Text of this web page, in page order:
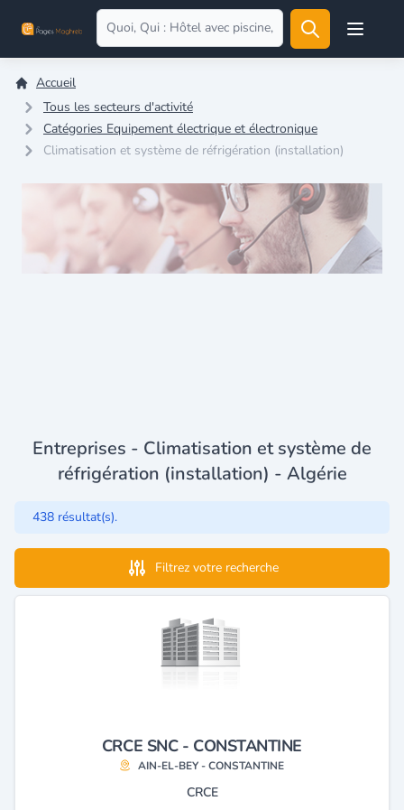
Open
Accueil
Tous les secteurs d'activité
Catégories Equipement électrique et électronique
Climatisation et système de réfrigération (installation)
Entreprises - Climatisation et système de
réfrigération (installation) - Algérie
438 résultat(s).
Filtrez votre recherche
CRCE SNC - CONSTANTINE
AIN-EL-BEY - CONSTANTINE
CRCE